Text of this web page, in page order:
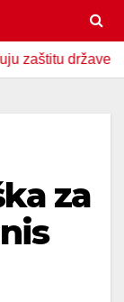
države U
za